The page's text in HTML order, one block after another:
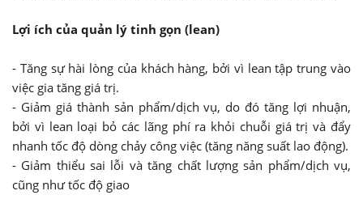
Lợi ích của quản lý tinh gọn (lean)
- Tăng sự hài lòng của khách hàng, bởi vì lean tập trung vào
việc gia tăng giá trị.
- Giảm giá thành sản phẩm/dịch vụ, do đó tăng lợi nhuận,
bởi vì lean loại bỏ các lãng phí ra khỏi chuỗi giá trị và đẩy
nhanh tốc độ dòng chảy công việc (tăng năng suất lao động).
- Giảm thiểu sai lỗi và tăng chất lượng sản phẩm/dịch vụ,
cũng như tốc độ giao